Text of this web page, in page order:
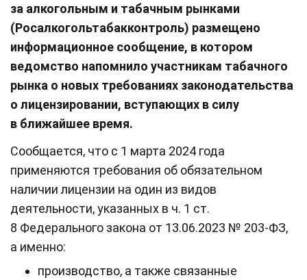
за алкогольным и табачным рынками
(Росалкогольтабакконтроль) размещено
информационное сообщение, в котором
ведомство напомнило участникам табачного
рынка о новых требованиях законодательства
о лицензировании, вступающих в силу
в ближайшее время.
Сообщается, что с 1 марта 2024 года
применяются требования об обязательном
наличии лицензии на один из видов
деятельности, указанных в ч. 1 ст.
8 Федерального закона от 13.06.2023 № 203-ФЗ,
а именно:
производство, а также связанные